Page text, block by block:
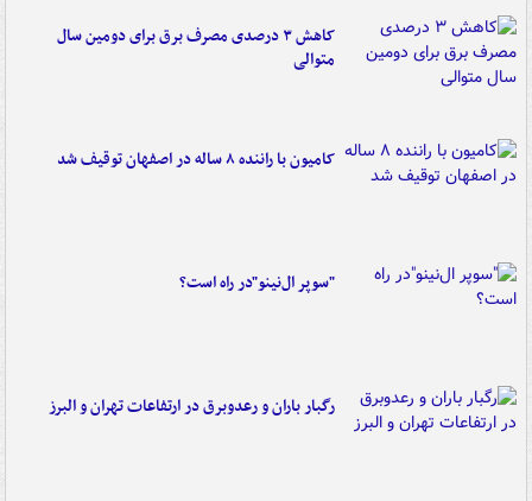
کاهش ۳ درصدی مصرف برق برای دومین سال
متوالی
کامیون با راننده ۸ ساله در اصفهان توقیف شد
"سوپر ال‌نینو"در راه است؟
رگبار باران و رعدوبرق در ارتفاعات تهران و البرز